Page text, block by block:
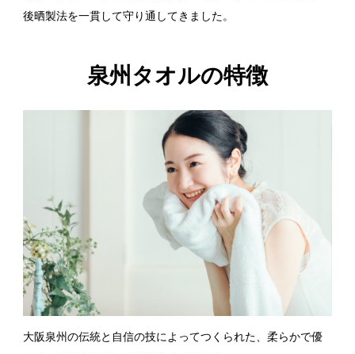
後晒製法を一貫して守り通してきました。
泉州タオルの特徴
大阪泉州の伝統と自信の技によってつくられた、柔らかで優